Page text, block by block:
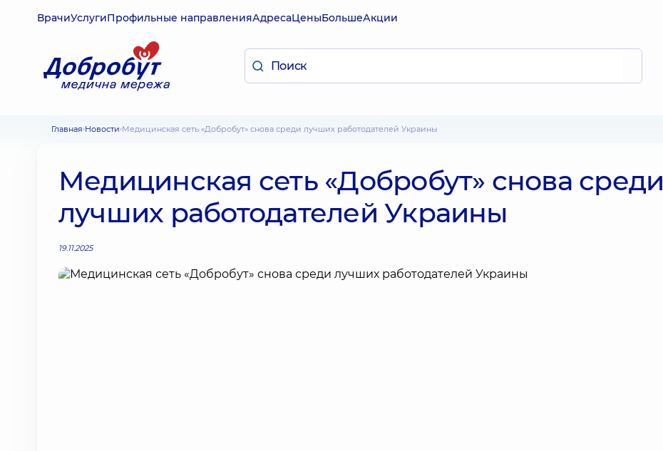
ВрачиУслугиПрофильные направленияАдресаЦеныБольшеАкции
Главная Новости Медицинская сеть «Добробут» снова среди лучших работодателей Украины
Медицинская сеть «Добробут» снова среди
лучших работодателей Украины
19.11.2025